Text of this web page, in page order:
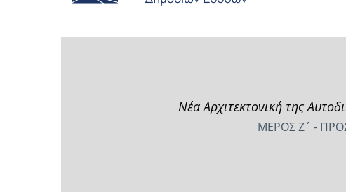
Νέα Αρχιτεκτονική της
ΜΕΡΟΣ Ζ΄ -